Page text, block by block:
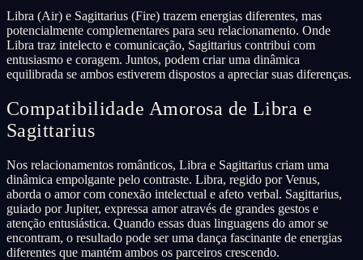
Libra (Air) e Sagittarius (Fire) trazem energias diferentes, mas
potencialmente complementares para seu relacionamento. Onde
Libra traz intelecto e comunicação, Sagittarius contribui com
entusiasmo e coragem. Juntos, podem criar uma dinâmica
equilibrada se ambos estiverem dispostos a apreciar suas diferenças.
Compatibilidade Amorosa de Libra e
Sagittarius
Nos relacionamentos românticos, Libra e Sagittarius criam uma
dinâmica empolgante pelo contraste. Libra, regido por Venus,
aborda o amor com conexão intelectual e afeto verbal. Sagittarius,
guiado por Jupiter, expressa amor através de grandes gestos e
atenção entusiástica. Quando essas duas linguagens do amor se
encontram, o resultado pode ser uma dança fascinante de energias
diferentes que mantém ambos os parceiros crescendo.